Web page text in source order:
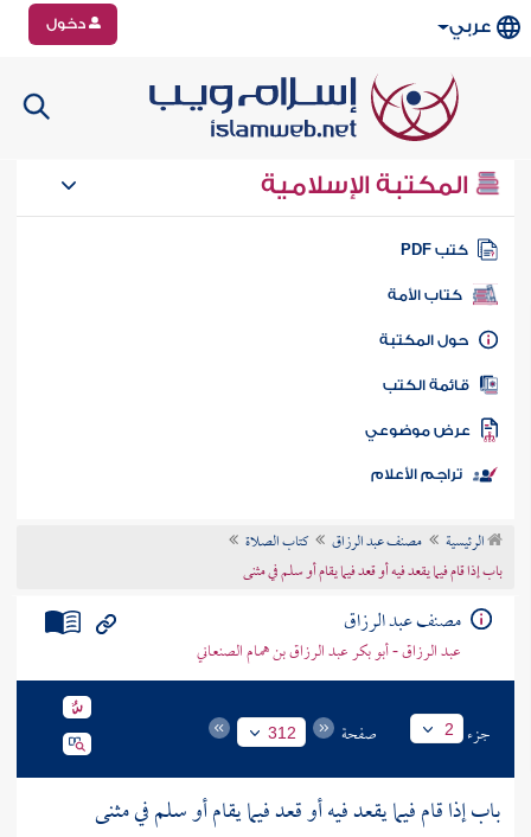
عربي دخول
المكتبة الإسلامية
كتب PDF
كتاب الأمة
المكتبة
الكتب
موضوعي
تراجم الأعلام
الرئيسية مصنف عبد الرزاق
كتاب الصلاة
باب إذا قام فيما يقعد فيه أو قعد فيما يقام أو سلم في مثنى
مصنف عبد الرزاق
عبد الرزاق - أبو بكر عبد الرزاق بن همام الصنعاني
جزء 2 صفحة 312
باب إذا قام فيما يقعد فيه أو قعد فيما يقام أو سلم في مثنى